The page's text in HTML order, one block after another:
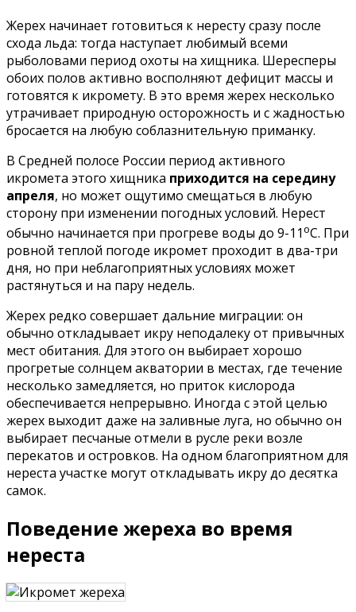
Жерех начинает готовиться к нересту сразу после
схода льда: тогда наступает любимый всеми
рыболовами период охоты на хищника. Шересперы
обоих полов активно восполняют дефицит массы и
готовятся к икромету. В это время жерех несколько
утрачивает природную осторожность и с жадностью
бросается на любую соблазнительную приманку.
В Средней полосе России период активного
икромета этого хищника приходится на середину
апреля, но может ощутимо смещаться в любую
сторону при изменении погодных условий. Нерест
обычно начинается при прогреве воды до 9-11оС. При
ровной теплой погоде икромет проходит в два-три
дня, но при неблагоприятных условиях может
растянуться и на пару недель.
Жерех редко совершает дальние миграции: он
обычно откладывает икру неподалеку от привычных
мест обитания. Для этого он выбирает хорошо
прогретые солнцем акватории в местах, где течение
несколько замедляется, но приток кислорода
обеспечивается непрерывно. Иногда с этой целью
жерех выходит даже на заливные луга, но обычно он
выбирает песчаные отмели в русле реки возле
перекатов и островков. На одном благоприятном для
нереста участке могут откладывать икру до десятка
самок.
Поведение жереха во время
нереста